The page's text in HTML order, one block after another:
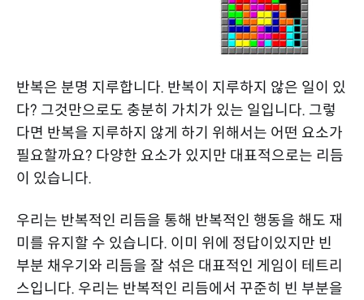
반복은 분명 지루합니다. 반복이 지루하지 않은 일이 있
다? 그것만으로도 충분히 가치가 있는 일입니다. 그렇
다면 반복을 지루하지 않게 하기 위해서는 어떤 요소가
필요할까요? 다양한 요소가 있지만 대표적으로는 리듬
이 있습니다.
우리는 반복적인 리듬을 통해 반복적인 행동을 해도 재
미를 유지할 수 있습니다. 이미 위에 정답이있지만 빈
부분 채우기와 리듬을 잘 섞은 대표적인 게임이 테트리
스입니다. 우리는 반복적인 리듬에서 꾸준히 빈 부분을